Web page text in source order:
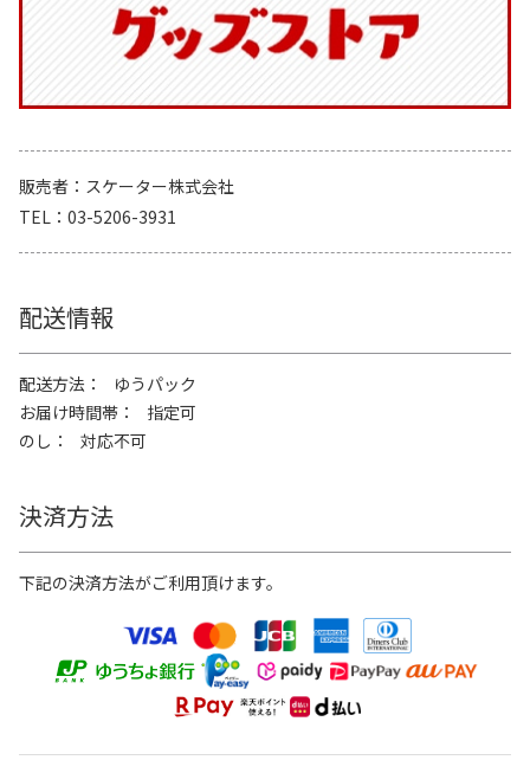
販売者
スケーター株式会社
TEL
03-5206-3931
配送情報
配送方法
ゆうパック
お届け時間帯
指定可
のし
対応不可
決済方法
下記の決済方法がご利用頂けます。